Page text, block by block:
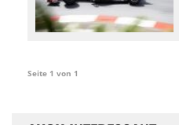
Seite 1 von 1